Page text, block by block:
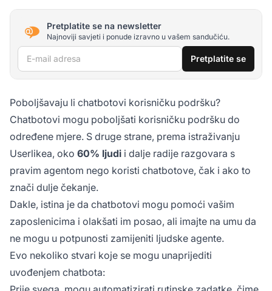
Pretplatite se na newsletter
Najnoviji savjeti i ponude izravno u vašem sandučiću.
E-mail adresa Pretplatite se
Poboljšavaju li chatbotovi korisničku podršku?
Chatbotovi mogu poboljšati korisničku podršku do
određene mjere. S druge strane, prema istraživanju
Userlikea, oko 60% ljudi i dalje radije razgovara s
pravim agentom nego koristi chatbotove, čak i ako to
znači dulje čekanje.
Dakle, istina je da chatbotovi mogu pomoći vašim
zaposlenicima i olakšati im posao, ali imajte na umu da
ne mogu u potpunosti zamijeniti ljudske agente.
Evo nekoliko stvari koje se mogu unaprijediti
uvođenjem chatbota: